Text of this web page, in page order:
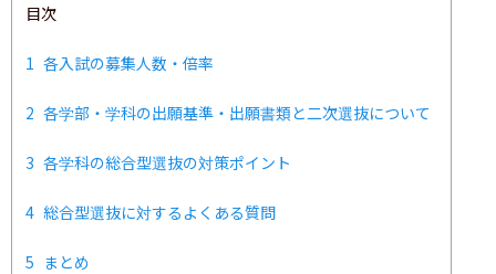
目次
1 各入試の募集人数・倍率
2 各学部・学科の出願基準・出願書類と二次選抜について
3 各学科の総合型選抜の対策ポイント
4 総合型選抜に対するよくある質問
5 まとめ